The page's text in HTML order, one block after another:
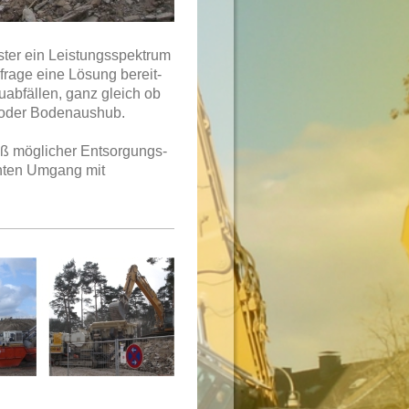
ein Leistungsspektrum
eine Lösung bereit-
ganz gleich ob
Bodenaushub.
möglicher Entsorgungs-
Umgang mit